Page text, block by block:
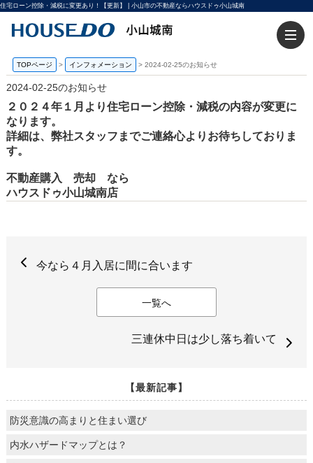
住宅ローン控除・減税に変更あり！【更新】 | 小山市の不動産ならハウスドゥ小山城南
TOPページ > インフォメーション > 2024-02-25のお知らせ
2024-02-25のお知らせ
２０２４年１月より住宅ローン控除・減税の内容が変更に
なります。
詳細は、弊社スタッフまでご連絡心よりお待ちしておりま
す。
不動産購入 売却 なら
ハウスドゥ小山城南店
今なら４月入居に間に合います
一覧へ
三連休中日は少し落ち着いて
【最新記事】
防災意識の高まりと住まい選び
内水ハザードマップとは？